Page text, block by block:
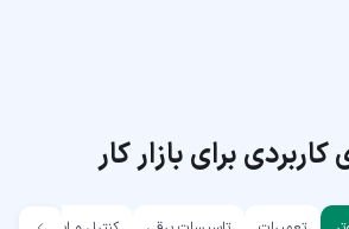
برای بازار کار